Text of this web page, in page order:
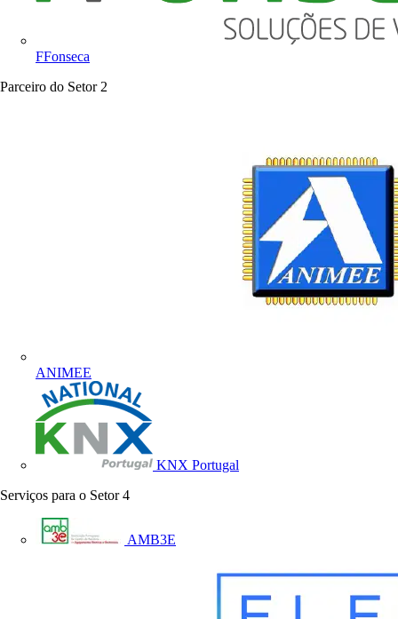
FFonseca
Parceiro do Setor 2
ANIMEE
KNX Portugal
Serviços para o Setor 4
AMB3E